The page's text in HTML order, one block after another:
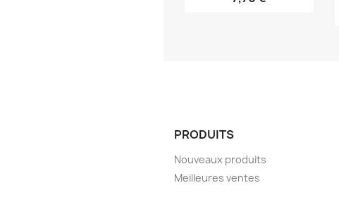
PRODUITS
Nouveaux produits
Meilleures ventes